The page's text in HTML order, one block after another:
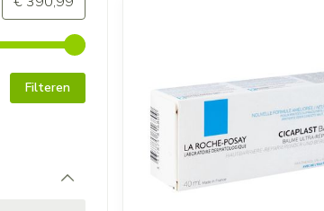
en rechts om de minimale en maximale
Filteren